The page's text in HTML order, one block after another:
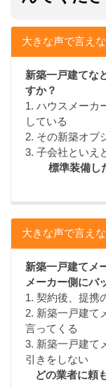
大きな声で言え
新築一戸建てな
すか？
1. ハウスメーカ
している
2. その新築オプ
3. 子会社といえ
標準装備し
大きな声で言え
新築一戸建てメ
メーカー側にバ
1. 契約後、提携
2. 新築一戸建て
言ってくる
3. 新築一戸建て
引きをしない
どの業者に頼